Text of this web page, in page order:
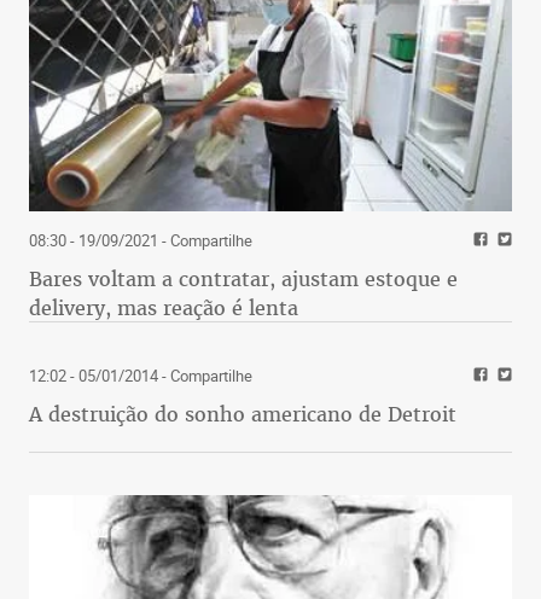
08:30 - 19/09/2021 - Compartilhe
Bares voltam a contratar, ajustam estoque e
delivery, mas reação é lenta
12:02 - 05/01/2014- Compartilhe
A destruição do sonho americano de Detroit